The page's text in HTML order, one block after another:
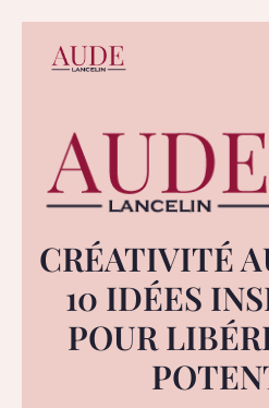
CRÉATIVITÉ
10 IDÉES
POUR